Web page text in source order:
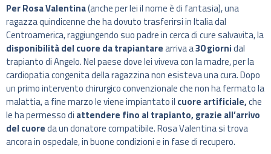
Per Rosa Valentina(anche per lei il nome è di fantasia), una
ragazza quindicenne che ha dovuto trasferirsi in Italia dal
Centroamerica, raggiungendo suo padre in cerca di cure salvavita, la
disponibilità del cuore da trapiantarearriva a30 giornidal
trapianto di Angelo. Nel paese dove lei viveva con la madre, per la
cardiopatia congenita della ragazzina non esisteva una cura. Dopo
un primo intervento chirurgico convenzionale che non ha fermato la
malattia, a fine marzo le viene impiantato il cuore artificiale,che
le ha permesso di attendere fino al trapianto, grazie all’arrivo
del cuoreda un donatore compatibile. Rosa Valentina si trova
ancora in ospedale, in buone condizioni e in fase di recupero.